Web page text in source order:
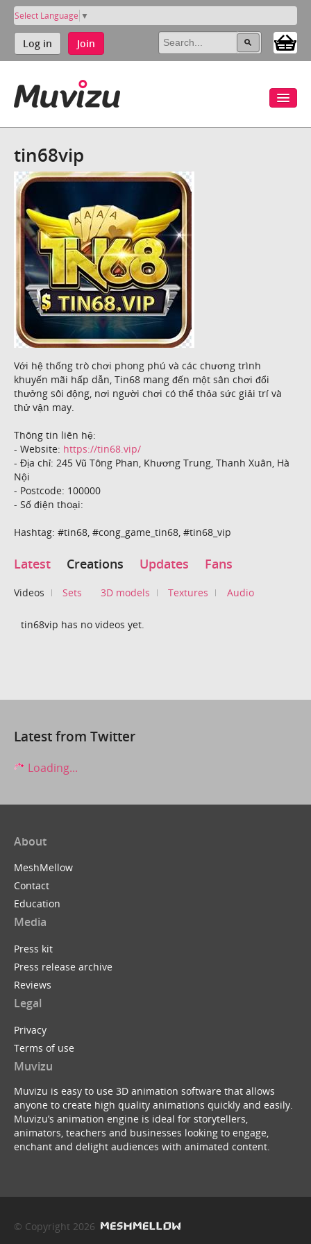
Select Language ▼
Log in Join
tin68vip
Với hệ thống trò chơi phong phú và các chương trình
khuyến mãi hấp dẫn, Tin68 mang đến một sân chơi đổi
thưởng sôi động, nơi người chơi có thể thỏa sức giải trí và
thử vận may.
Thông tin liên hệ:
- Website: https://tin68.vip/
- Địa chỉ: 245 Vũ Tông Phan, Khương Trung, Thanh Xuân, Hà
Nội
- Postcode: 100000
- Số điện thoại:
Hashtag: #tin68, #cong_game_tin68, #tin68_vip
Latest Creations Updates Fans
Videos Sets 3D models Textures Audio
tin68vip has no videos yet.
Latest from Twitter
Loading...
About
MeshMellow
Contact
Education
Media
Press kit
Press release archive
Reviews
Legal
Privacy
Terms of use
Muvizu
Muvizu is easy to use 3D animation software that allows
anyone to create high quality animations quickly and easily.
Muvizu’s animation engine is ideal for storytellers,
animators, teachers and businesses looking to engage,
enchant and delight audiences with animated content.
© Copyright 2026